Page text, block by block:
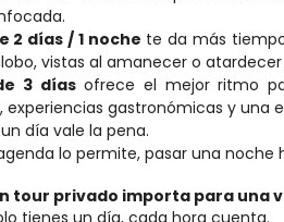
2 días / 1 noche te da más
vistas al amanecer o
3 días ofrece el mejor ritmo
experiencias gastronómicas y una
día vale la pena.
lo permite, pasar una
tour privado importa para una
tienes un día, cada hora cuenta.